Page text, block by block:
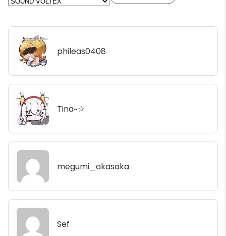
phileas0408
Tina~☆
megumi_akasaka
Sef